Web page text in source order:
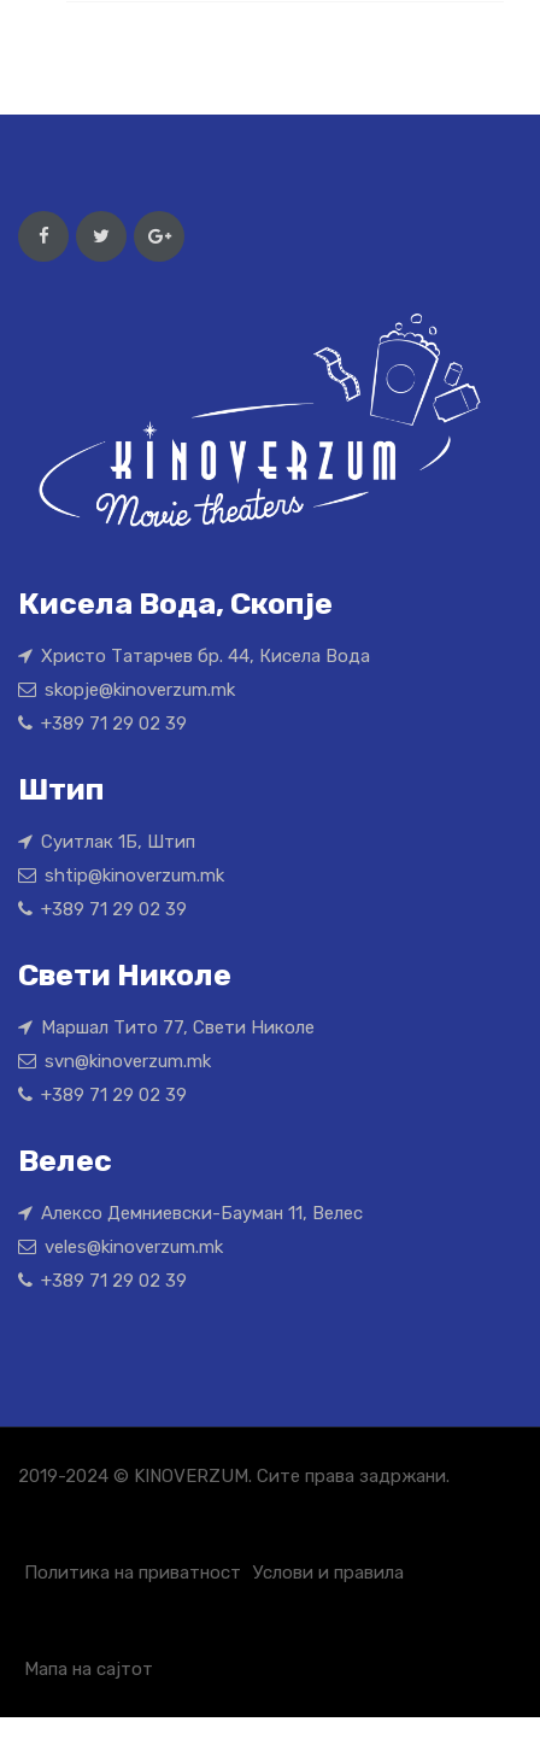
Кисела Вода, Скопје
Христо Татарчев бр. 44, Кисела Вода
skopje@kinoverzum.mk
+389 71 29 02 39
Штип
Суитлак 1Б, Штип
shtip@kinoverzum.mk
+389 71 29 02 39
Свети Николе
Маршал Тито 77, Свети Николе
svn@kinoverzum.mk
+389 71 29 02 39
Велес
Алексо Демниевски-Бауман 11, Велес
veles@kinoverzum.mk
+389 71 29 02 39
2019-2024 © KINOVERZUM. Сите права задржани.
Политика на приватност Услови и правила
Мапа на сајтот